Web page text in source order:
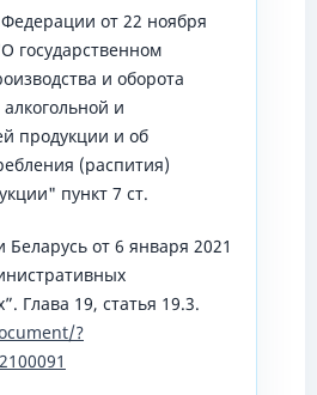
от 22 ноября
государственном
и оборота
и
продукции и об
(распития)
пункт 7 ст.
Беларусь от 6 января 2021
Глава 19, статья 19.3.
?